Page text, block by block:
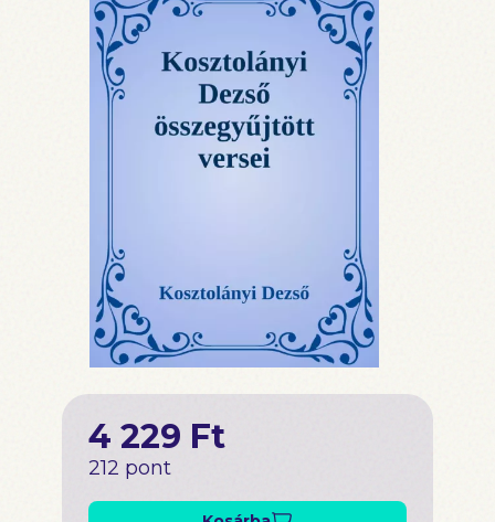
4 229 Ft
212 pont